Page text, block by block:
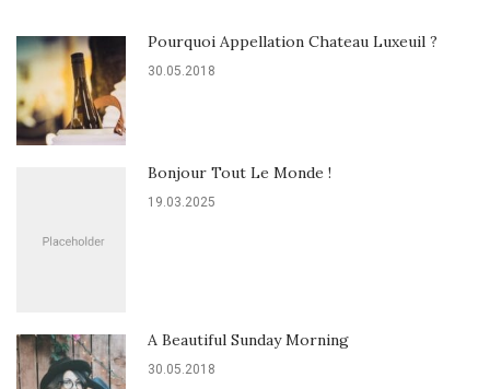
Pourquoi Appellation Chateau Luxeuil ?
30.05.2018
Bonjour Tout Le Monde !
19.03.2025
A Beautiful Sunday Morning
30.05.2018